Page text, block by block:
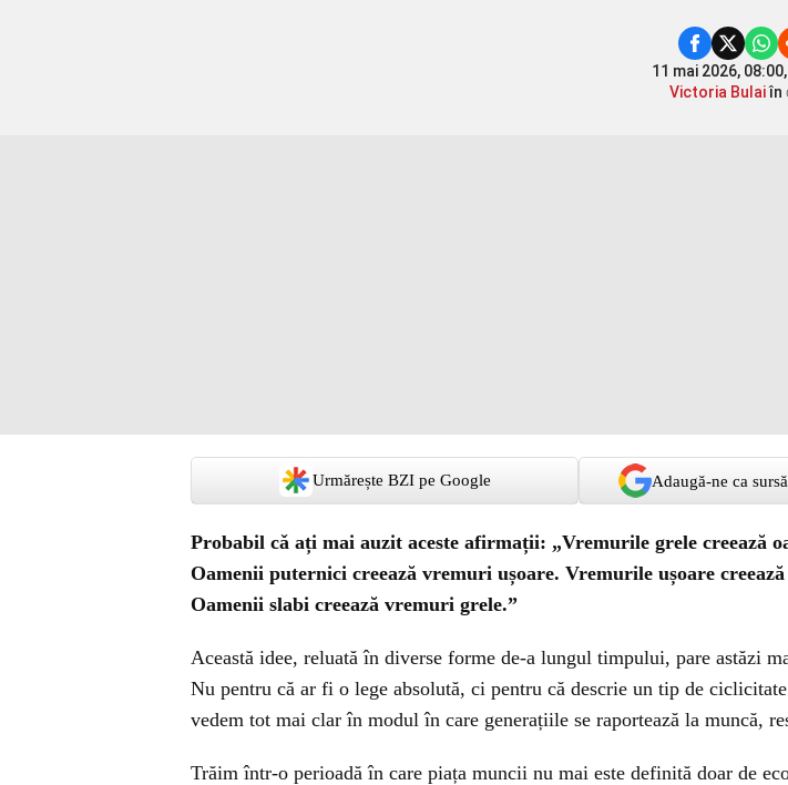
11 mai 2026, 08:00,
Victoria Bulaiîn
Urmărește BZI pe Google Adaugă-ne ca
Probabil cǎ ați mai auzit aceste afirmații: „Vremurile grele creează
Oamenii puternici creează vremuri ușoare. Vremurile ușoare
Oamenii slabi creează vremuri grele.”
Această idee, reluată în diverse forme de-a lungul timpului, pare astăzi
Nu pentru că ar fi o lege absolută, ci pentru că descrie un tip de
vedem tot mai clar în modul în care generațiile se raportează la muncă,
Trăim într-o perioadă în care piața muncii nu mai este definită doar de